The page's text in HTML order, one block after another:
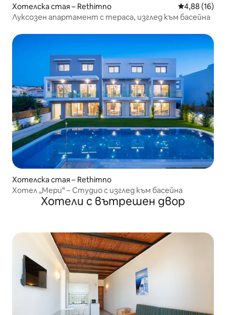
Хотелска стая – Rethimno Средна
4,88 (16)
Луксозен апартамент с тераса, изглед към басейна
Хотелска стая – Rethimno
Хотел „Мери“ – Студио с изглед към басейна
Хотели с вътрешен двор